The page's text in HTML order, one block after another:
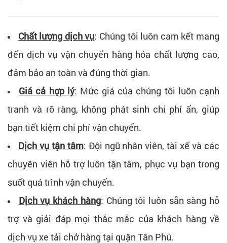
Chất lượng dịch vụ: Chúng tôi luôn cam kết mang
đến dịch vụ vận chuyển hàng hóa chất lượng cao,
đảm bảo an toàn và đúng thời gian.
Giá cả hợp lý: Mức giá của chúng tôi luôn cạnh
tranh và rõ ràng, không phát sinh chi phí ẩn, giúp
bạn tiết kiệm chi phí vận chuyển.
Dịch vụ tận tâm: Đội ngũ nhân viên, tài xế và các
chuyên viên hỗ trợ luôn tận tâm, phục vụ bạn trong
suốt quá trình vận chuyển.
Dịch vụ khách hàng: Chúng tôi luôn sẵn sàng hỗ
trợ và giải đáp mọi thắc mắc của khách hàng về
dịch vụ xe tải chở hàng tại quận Tân Phú.